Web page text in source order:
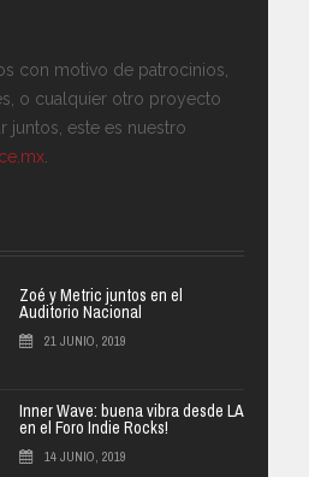
con motivo de patrocinios,
o cualquier otro proyecto
juntos, este es nuestro
Zoé y Metric juntos en el
Auditorio Nacional
21 JUNIO, 2019
Inner Wave: buena vibra desde LA
en el Foro Indie Rocks!
14 JUNIO, 2019